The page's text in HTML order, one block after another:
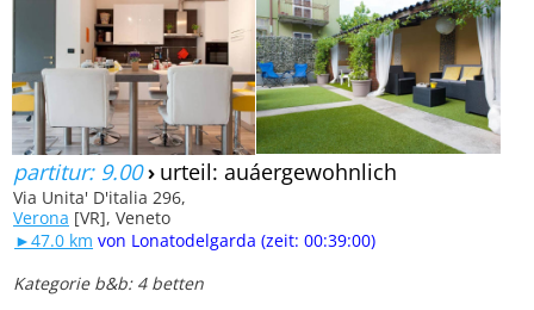
partitur: 9.00› urteil: auáergewohnlich
Via Unita' D'italia 296,
Verona [VR], Veneto
►47.0 km von Lonatodelgarda (zeit: 00:39:00)
Kategorie b&b: 4 betten